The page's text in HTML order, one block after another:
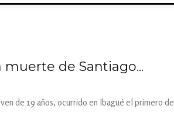
de Santiago...
de 19 años, ocurrido en Ibagué el primero de